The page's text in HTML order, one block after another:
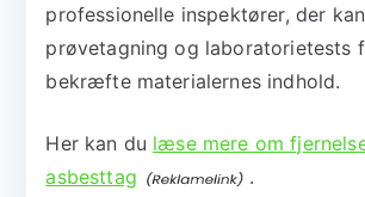
professionelle inspektører, der
prøvetagning og laboratorietests
bekræfte materialernes indhold.
Her kan du læse mere om
asbesttag
.